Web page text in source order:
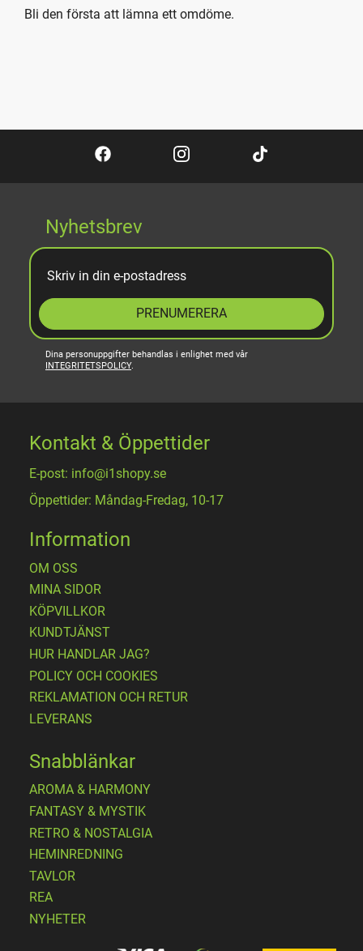
Bli den första att lämna ett omdöme.
Nyhetsbrev
PRENUMERERA
Dina personuppgifter behandlas i enlighet med vår
INTEGRITETSPOLICY.
Kontakt & Öppettider
E-post: info@i1shopy.se
Öppettider: Måndag-Fredag, 10-17
Information
OM OSS
MINA SIDOR
KÖPVILLKOR
KUNDTJÄNST
HUR HANDLAR JAG?
POLICY OCH COOKIES
REKLAMATION OCH RETUR
LEVERANS
Snabblänkar
AROMA & HARMONY
FANTASY & MYSTIK
RETRO & NOSTALGIA
HEMINREDNING
TAVLOR
REA
NYHETER